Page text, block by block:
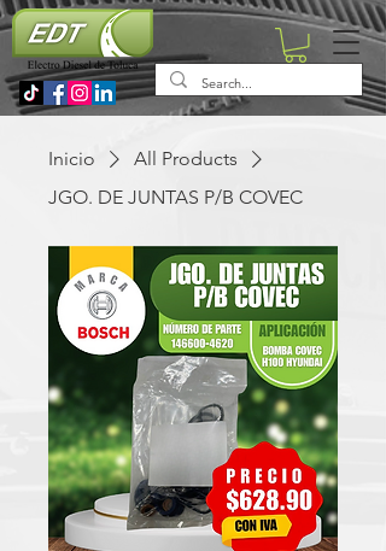
Inicio
All Products
JGO. DE JUNTAS P/B COVEC